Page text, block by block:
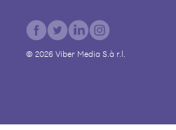
© 2026Viber Media S.à r.l.